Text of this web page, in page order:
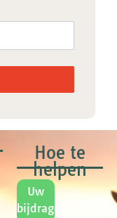
Hoe te
helpen
Uw
bijdrage